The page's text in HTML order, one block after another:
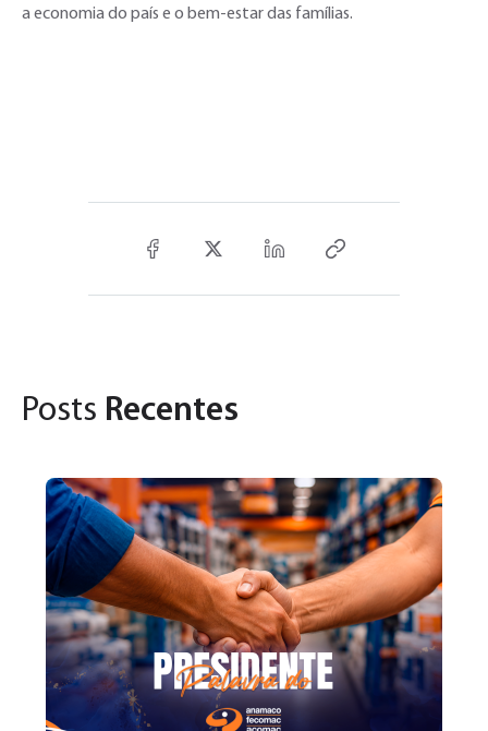
a economia do país e o bem-estar das famílias.
Posts Recentes